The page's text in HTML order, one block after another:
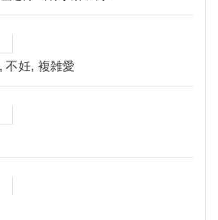
不妊, 複雑愛